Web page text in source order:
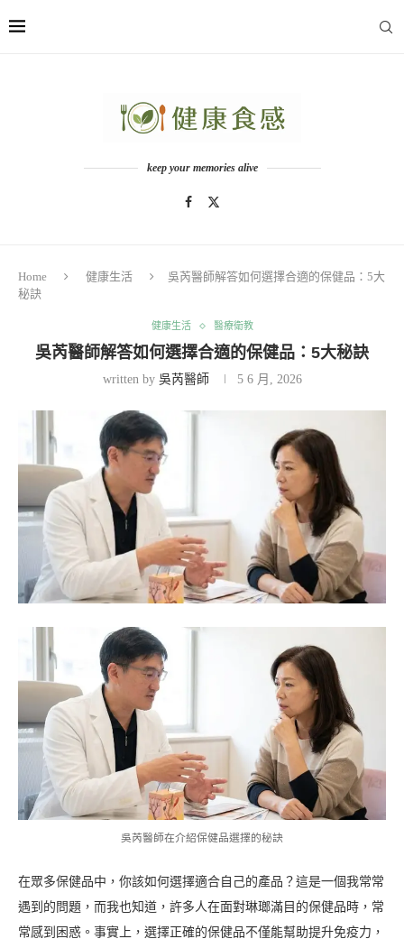
keep your memories alive
Home 健康生活
吳芮醫師解答如何選擇合適的保健品：5大
秘訣
健康生活 醫療衛教
吳芮醫師解答如何選擇合適的保健品：5大秘訣
written by 吳芮醫師 5 6 月, 2026
吳芮醫師在介紹保健品選擇的秘訣
在眾多保健品中，你該如何選擇適合自己的產品？這是一個我常常
遇到的問題，而我也知道，許多人在面對琳瑯滿目的保健品時，常
常感到困惑。事實上，選擇正確的保健品不僅能幫助提升免疫力，